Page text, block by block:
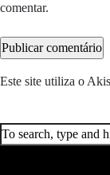
comentar.
Este site utiliza o